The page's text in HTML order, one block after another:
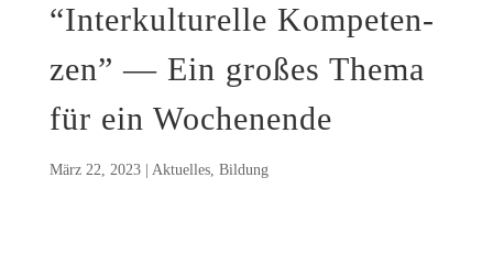
“Inter­kul­tu­rel­le Kom­pe­ten­
zen” — Ein gro­ßes The­ma
für ein Wochenende
März 22, 2023| Aktuelles, Bildung